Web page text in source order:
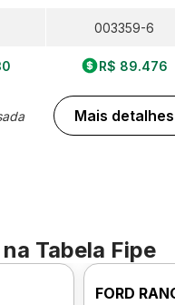
003359-6
R$ 89.476
Mais detalhes
na Tabela Fipe
FORD